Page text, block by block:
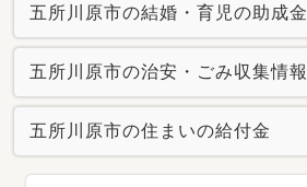
五所川原市の結婚・育児の助成金
五所川原市の治安・ごみ収集情報
五所川原市の住まいの給付金